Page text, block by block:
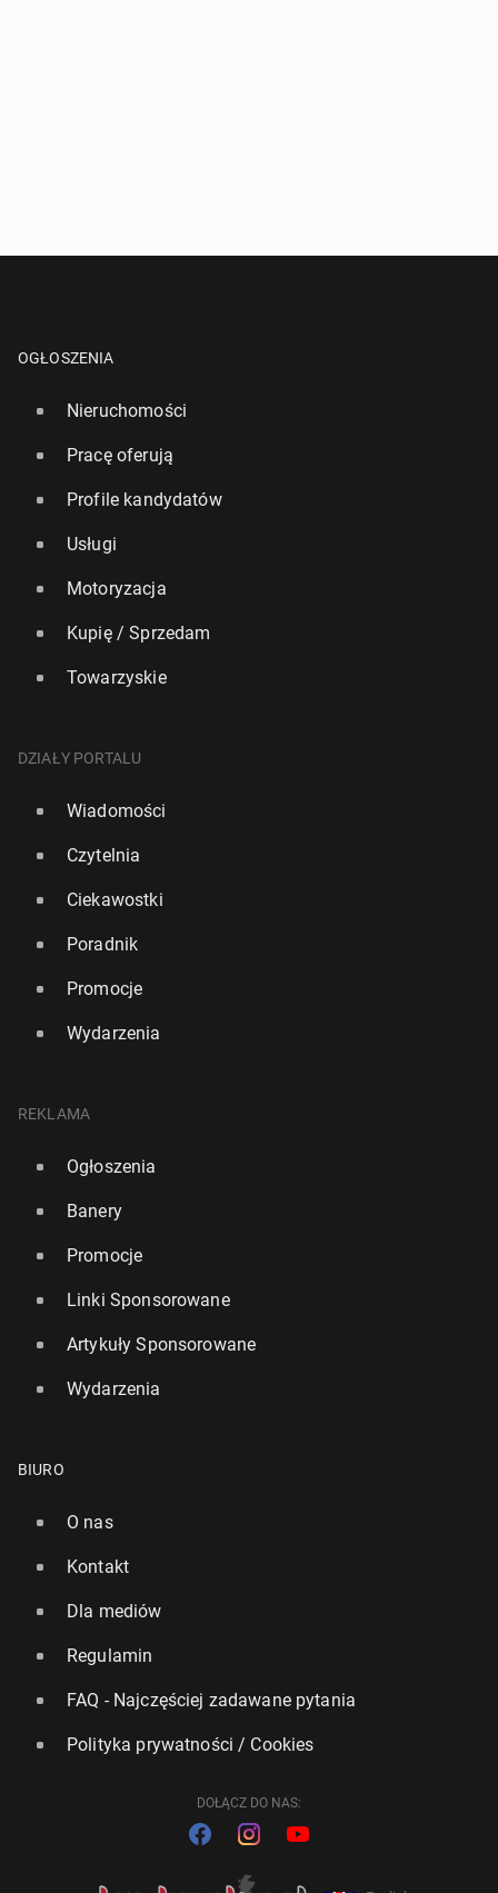
OGŁOSZENIA
Nieruchomości
Pracę oferują
Profile kandydatów
Usługi
Motoryzacja
Kupię / Sprzedam
Towarzyskie
DZIAŁY PORTALU
Wiadomości
Czytelnia
Ciekawostki
Poradnik
Promocje
Wydarzenia
REKLAMA
Ogłoszenia
Banery
Promocje
Linki Sponsorowane
Artykuły Sponsorowane
Wydarzenia
BIURO
O nas
Kontakt
Dla mediów
Regulamin
FAQ - Najczęściej zadawane pytania
Polityka prywatności / Cookies
DOŁĄCZ DO NAS: